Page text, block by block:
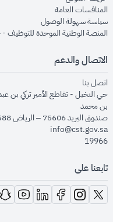
المنافسات العامةin new window
سياسة سهولة الوصولwindow
المنصة الوطنية الموحدة للتوظيف
الاتصال والدعم
اتصل بنا
حي النخيل - تقاطع الأمير تركي بن
بن محمد
صندوق البريد 75606 – الرياض 11588
info@cst.gov.sa
19966
تابعنا على
opens in new window
opens in new window
in new window
new window
window